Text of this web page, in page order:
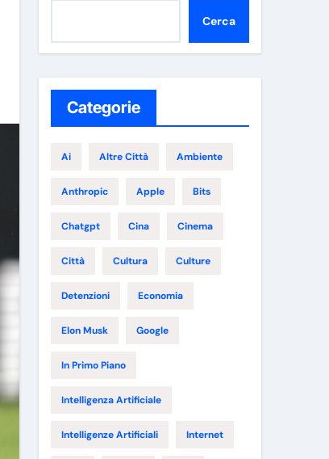
Cerca
Categorie
Ai Altre Città Ambiente
Anthropic Apple Bits
Chatgpt Cina Cinema
Città Cultura Culture
Detenzioni Economia
Elon Musk Google
In Primo Piano
Intelligenza Artificiale
Intelligenze Artificiali Internet